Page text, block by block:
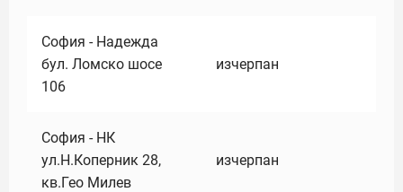
София - Надежда
бул. Ломско шосе
106
изчерпан
София - НК
ул.Н.Коперник 28,
кв.Гео Милев
изчерпан